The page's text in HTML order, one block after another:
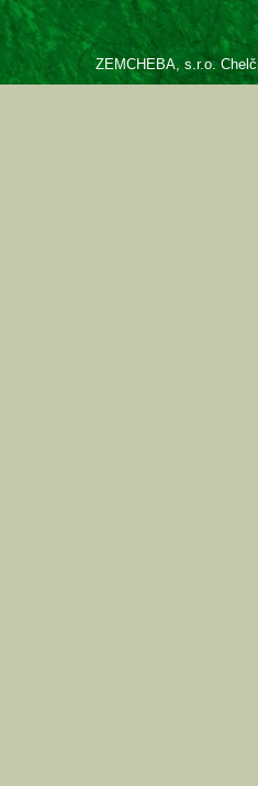
ZEMCHEBA, s.r.o.